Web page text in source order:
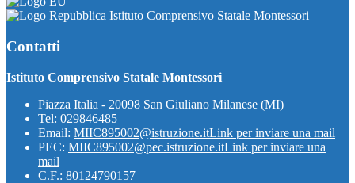
Istituto Comprensivo Statale Montessori
Contatti
Istituto Comprensivo Statale Montessori
Piazza Italia - 20098 San Giuliano Milanese (MI)
Tel: 029846485
Email: MIIC895002@istruzione.itLink per inviare una mail
PEC: MIIC895002@pec.istruzione.itLink per inviare una
mail
C.F.: 80124790157